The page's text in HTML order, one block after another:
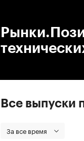
Все выпуски
За все время